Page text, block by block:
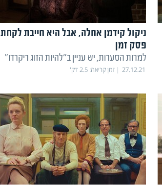
ניקול קידמן אחלה, אבל היא חייבת לקחת
פסק זמן
למרות הסערות, יש עניין ב"להיות הזוג ריקרדו"
27.12.21 זמן קריאה:2.5 דק'